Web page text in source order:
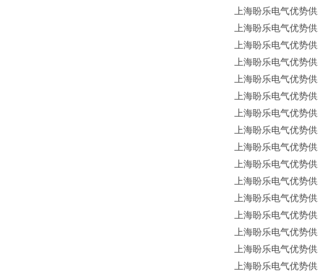
上海盼乐电气优势
上海盼乐电气优势
上海盼乐电气优势
上海盼乐电气优势
上海盼乐电气优势
上海盼乐电气优势
上海盼乐电气优势
上海盼乐电气优势
上海盼乐电气优势
上海盼乐电气优势
上海盼乐电气优势
上海盼乐电气优势
上海盼乐电气优势
上海盼乐电气优势
上海盼乐电气优势
上海盼乐电气优势